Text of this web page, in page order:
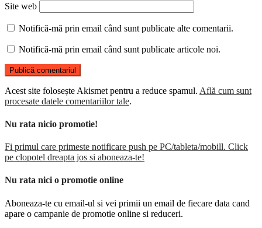
Site web
Notifică-mă prin email când sunt publicate alte comentarii.
Notifică-mă prin email când sunt publicate articole noi.
Acest site folosește Akismet pentru a reduce spamul. Află cum sunt
procesate datele comentariilor tale.
Nu rata nicio promotie!
Fi primul care primeste notificare push pe PC/tableta/mobill. Click
pe clopotel dreapta jos si aboneaza-te!
Nu rata nici o promotie online
Aboneaza-te cu email-ul si vei primii un email de fiecare data cand
apare o campanie de promotie online si reduceri.